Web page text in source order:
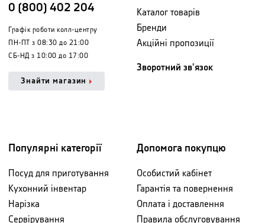
0 (800) 402 204
Графік роботи колл-центру
ПН-ПТ з 08:30 до 21:00
СБ-НД з 10:00 до 17:00
Знайти магазин
Каталог товарів
Бренди
Акційні пропозиції
Зворотний зв'язок
Популярні категорії
Посуд для приготування
Кухонний інвентар
Нарізка
Сервірування
Допомога покупцю
Особистий кабінет
Гарантія та повернення
Оплата і доставлення
Правила обслуговування